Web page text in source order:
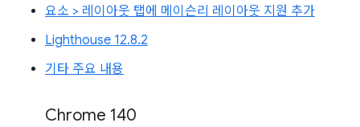
요소 > 레이아웃 탭에 메이슨리 레이아웃 지원 추가
Lighthouse 12.8.2
기타 주요 내용
Chrome 140